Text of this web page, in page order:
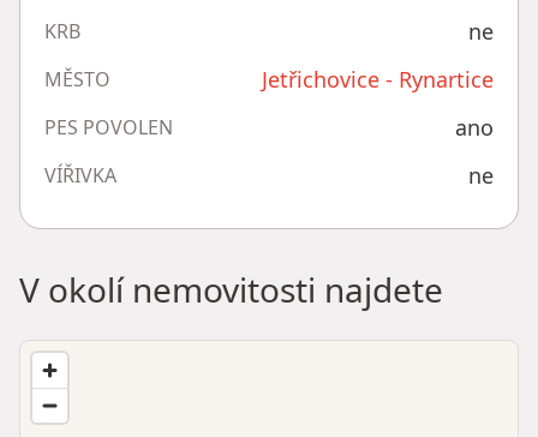
KRB ne
MĚSTO Jetřichovice - Rynartice
PES POVOLEN ano
VÍŘIVKA ne
V okolí nemovitosti najdete